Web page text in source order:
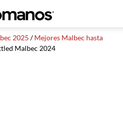
2025 /Mejores Malbec hasta
Malbec 2024